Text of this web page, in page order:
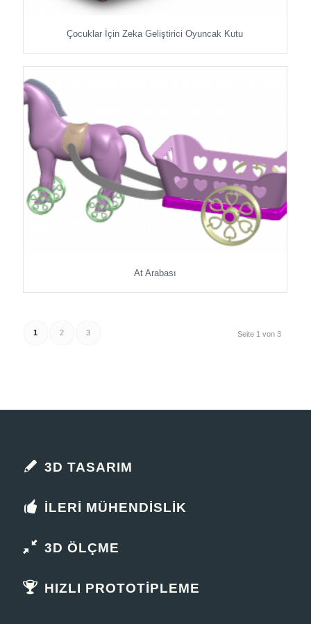
Çocuklar İçin Zeka Geliştirici Oyuncak Kutu
At Arabası
Seite 1 von 3
1 2 3
3D TASARIM
İLERI MÜHENDISLIK
3D ÖLÇME
HIZLI PROTOTIPLEME